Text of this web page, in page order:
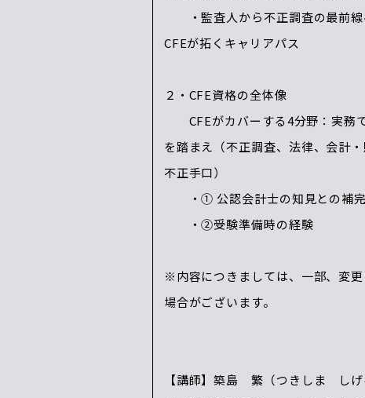
・監査人から不正調査の最前線
CFEが拓くキャリアパス
２・CFE資格の全体像
CFEがカバーする4分野：実務
を踏まえ（不正調査、法律、会計・
不正手口）
・① 公認会計士の知見との補
・②受験準備時の経験
※内容につきましては、一部、変更
場合がございます。
【講師】築島 繁（つきしま しげ